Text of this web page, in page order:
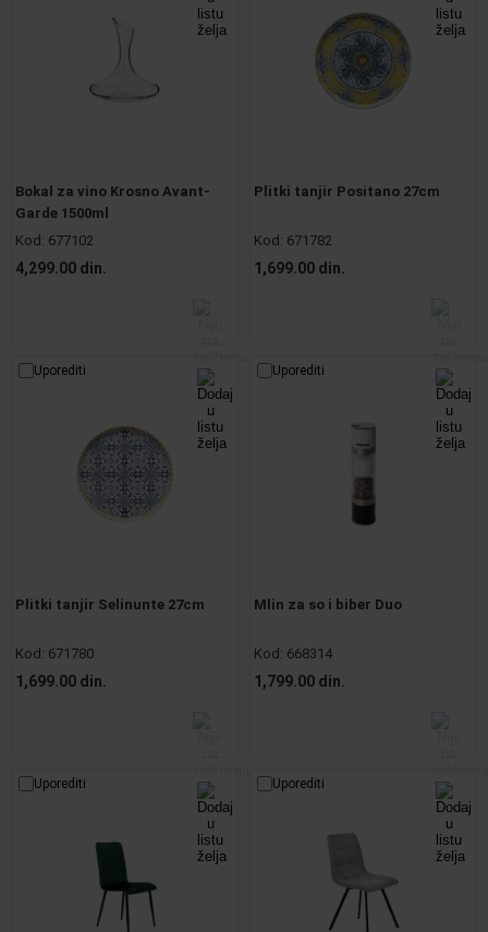
Bokal za vino Krosno Avant-
Garde 1500ml
Kod: 677102
4,299.00 din.
Plitki tanjir Positano 27cm
Kod: 671782
1,699.00 din.
Uporediti
Plitki tanjir Selinunte 27cm
Kod: 671780
1,699.00 din.
Uporediti
Mlin za so i biber Duo
Kod: 668314
1,799.00 din.
Uporediti Uporediti